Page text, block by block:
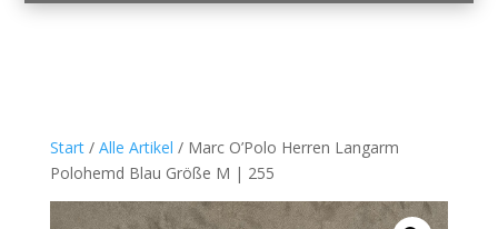
Start/ Alle Artikel / Marc O’Polo Herren Langarm
Polohemd Blau Größe M | 255